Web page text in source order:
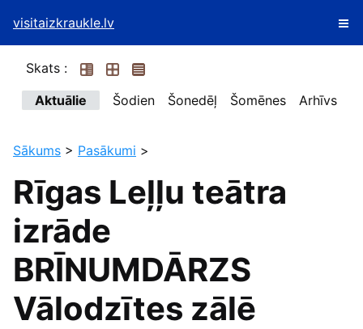
visitaizkraukle.lv
Skats :
Aktuālie
Šodien Šonedēļ Šomēnes Arhīvs
Sākums > Pasākumi >
Rīgas Leļļu teātra
izrāde
BRĪNUMDĀRZS
Vālodzītes zālē